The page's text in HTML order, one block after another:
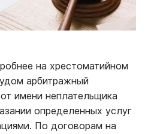
на хрестоматийном
арбитражный
имени неплательщика
определенных услуг
По договорам на